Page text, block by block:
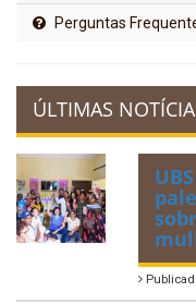
Perguntas
ÚLTIMAS